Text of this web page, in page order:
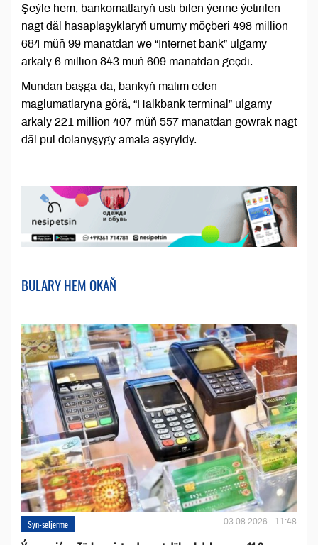
Şeýle hem, bankomatlaryň üsti bilen ýerine ýetirilen
nagt däl hasaplaşyklaryň umumy möçberi 498 million
684 müň 99 manatdan we “Internet bank” ulgamy
arkaly 6 million 843 müň 609 manatdan geçdi.
Mundan başga-da, bankyň mälim eden
maglumatlaryna görä, “Halkbank terminal” ulgamy
arkaly 221 million 407 müň 557 manatdan gowrak nagt
däl pul dolanyşygy amala aşyryldy.
BULARY HEM OKAŇ
Syn-seljerme 03.08.2026 - 11:48